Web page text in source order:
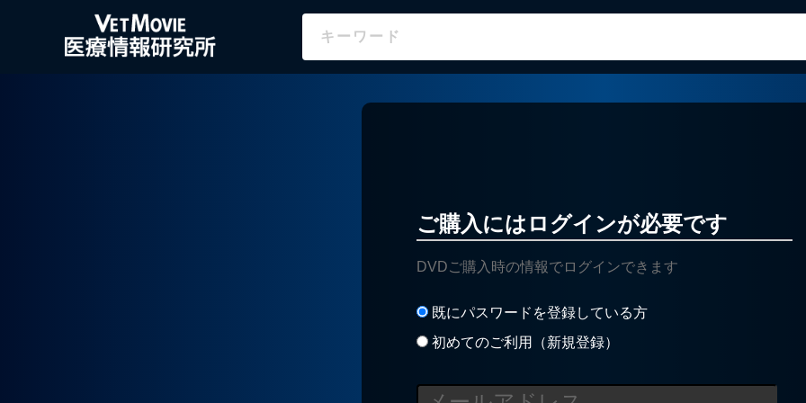
ご購入にはログインが必要です
DVDご購入時の情報でログインできます
既にパスワードを登録している方
初めてのご利用（新規登録）